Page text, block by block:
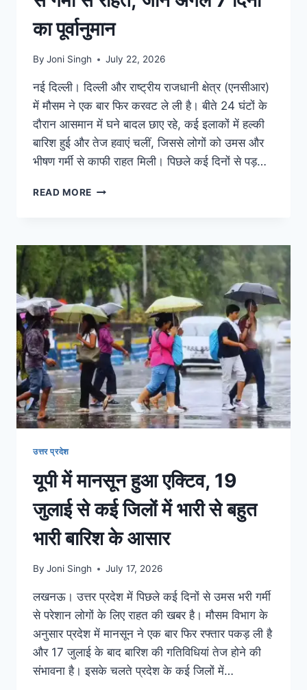
का पूर्वानुमान
By Joni Singh July 22, 2026
नई दिल्ली। दिल्ली और राष्ट्रीय राजधानी क्षेत्र (एनसीआर)
में मौसम ने एक बार फिर करवट ले ली है। बीते 24 घंटों के
दौरान आसमान में घने बादल छाए रहे, कई इलाकों में हल्की
बारिश हुई और तेज हवाएं चलीं, जिससे लोगों को उमस और
भीषण गर्मी से काफी राहत मिली। पिछले कई दिनों से पड़…
READ MORE
उत्तर प्रदेश
यूपी में मानसून हुआ एक्टिव, 19
जुलाई से कई जिलों में भारी से बहुत
भारी बारिश के आसार
By Joni Singh July 17, 2026
लखनऊ। उत्तर प्रदेश में पिछले कई दिनों से उमस भरी गर्मी
से परेशान लोगों के लिए राहत की खबर है। मौसम विभाग के
अनुसार प्रदेश में मानसून ने एक बार फिर रफ्तार पकड़ ली है
और 17 जुलाई के बाद बारिश की गतिविधियां तेज होने की
संभावना है। इसके चलते प्रदेश के कई जिलों में…